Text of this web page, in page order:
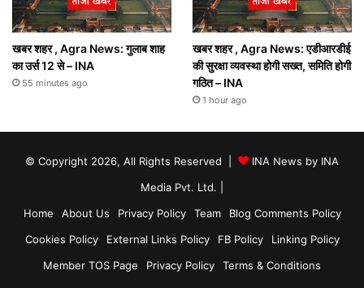
खबर शहर , Agra News: गुलाब शाह
का उर्स 12 से – INA
55 minutes ago
खबर शहर , Agra News: एडीआरडीई
की सुरक्षा व्यवस्था होगी सख्त, समिति होगी
गठित – INA
1 hour ago
© Copyright 2026, All Rights Reserved |
INA News by INA
Media Pvt. Ltd.
Home
About Us Privacy Policy Team
Blog Comments Policy
Cookies Policy
External Links Policy FB Policy
Linking Policy
Member TOS Page
Privacy Policy Terms & Conditions